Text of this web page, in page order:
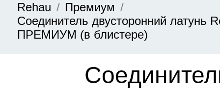
Rehau
Премиум
Соединитель двусторонний латунь
ПРЕМИУМ (в блистере)